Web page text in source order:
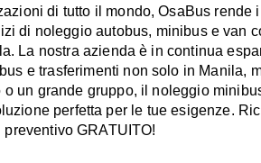
di tutto il mondo, OsaBus rende
di noleggio autobus, minibus e van
La nostra azienda è in continua
e trasferimenti non solo in Manila,
un grande gruppo, il noleggio
perfetta per le tue esigenze.
preventivo GRATUITO!